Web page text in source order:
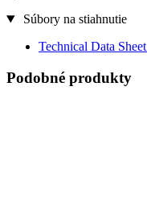
Súbory na stiahnutie
Technical Data Sheet
Podobné produkty